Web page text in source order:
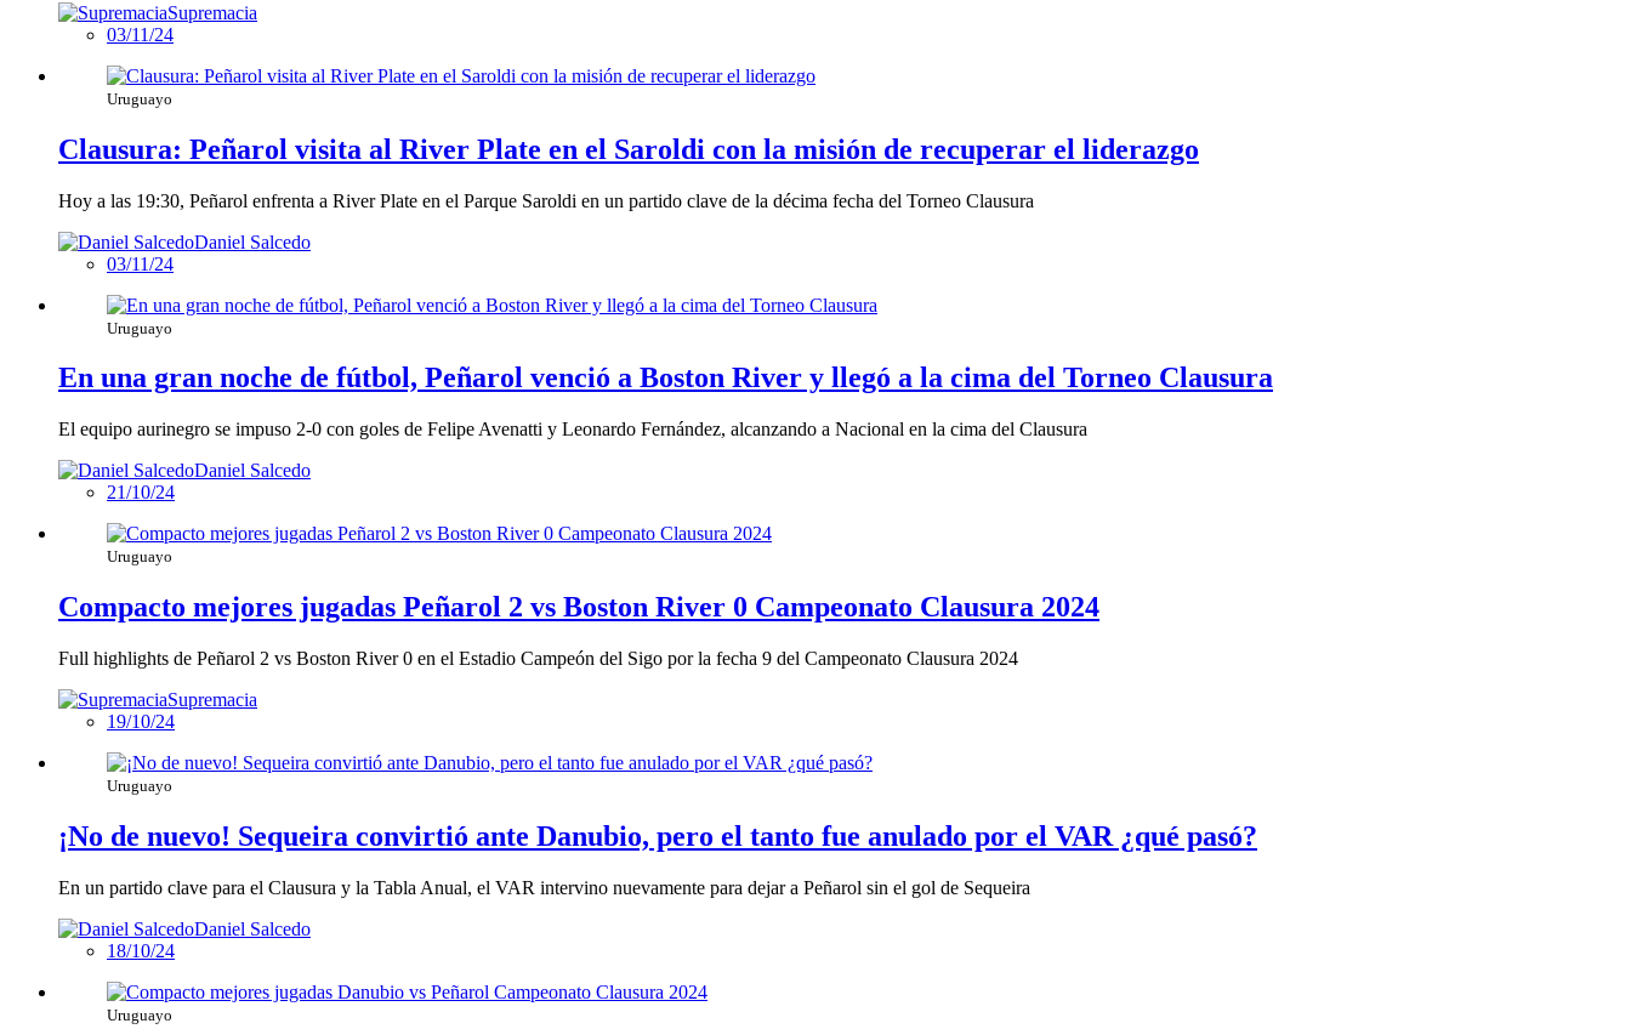
Supremacia
03/11/24
Uruguayo
Clausura: Peñarol visita al River Plate en el Saroldi con la misión de recuperar el liderazgo
Hoy a las 19:30, Peñarol enfrenta a River Plate en el Parque Saroldi en un partido clave de la décima fecha del Torneo Clausura
Daniel Salcedo
03/11/24
Uruguayo
En una gran noche de fútbol, Peñarol venció a Boston River y llegó a la cima del Torneo Clausura
El equipo aurinegro se impuso 2-0 con goles de Felipe Avenatti y Leonardo Fernández, alcanzando a Nacional en la cima del Clausura
Daniel Salcedo
21/10/24
Uruguayo
Compacto mejores jugadas Peñarol 2 vs Boston River 0 Campeonato Clausura 2024
Full highlights de Peñarol 2 vs Boston River 0 en el Estadio Campeón del Sigo por la fecha 9 del Campeonato Clausura 2024
Supremacia
19/10/24
Uruguayo
¡No de nuevo! Sequeira convirtió ante Danubio, pero el tanto fue anulado por el VAR ¿qué pasó?
En un partido clave para el Clausura y la Tabla Anual, el VAR intervino nuevamente para dejar a Peñarol sin el gol de Sequeira
Daniel Salcedo
18/10/24
Uruguayo